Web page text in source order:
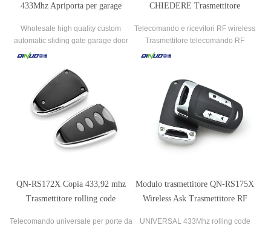
433Mhz Apriporta per garage
Wholesale high quality custom
automatic sliding gate garage door
remote controller board for rolling
CHIEDERE Trasmettitore
Telecomando e ricevitori RF wireless
Trasmettitore telecomando RF
wireless 433,92 MHz Ricevitore
motore cancello automatico.
QN-RS172X Copia 433,92 mhz
Trasmettitore rolling code
Telecomando universale per porte da
Modulo trasmettitore QN-RS175X
Wireless Ask Trasmettitore RF
UNIVERSAL 433Mhz rolling code